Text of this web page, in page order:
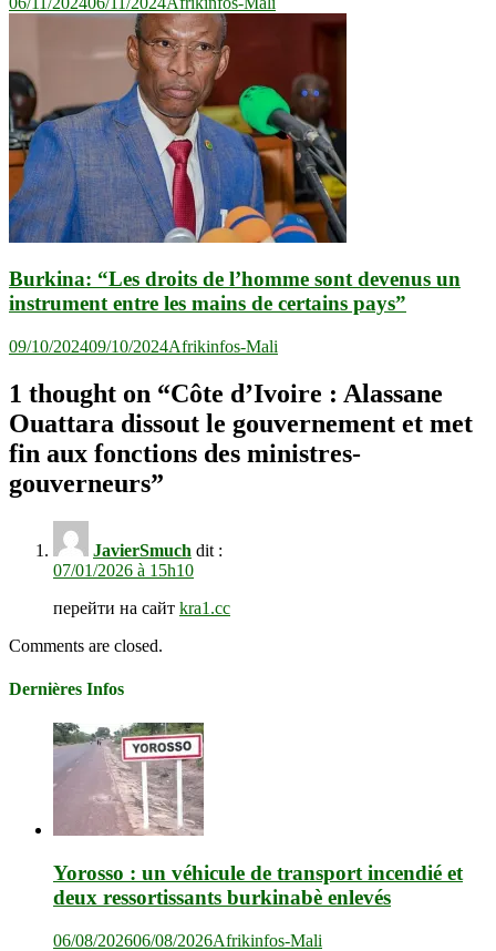
Burkina: “Les droits de l’homme sont devenus un
instrument entre les mains de certains pays”
09/10/202409/10/2024Afrikinfos-Mali
1 thought on “Côte d’Ivoire : Alassane
Ouattara dissout le gouvernement et met
fin aux fonctions des ministres-
gouverneurs”
JavierSmuch dit :
07/01/2026 à 15h10
перейти на сайт kra1.cc
Comments are closed.
Dernières Infos
Yorosso : un véhicule de transport incendié et
deux ressortissants burkinabè enlevés
06/08/202606/08/2026Afrikinfos-Mali